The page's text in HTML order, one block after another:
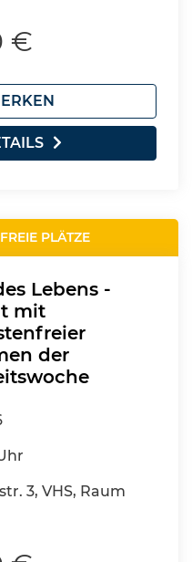
€
FREIE PLÄTZE
Lebens -
mit
der
3, VHS, Raum